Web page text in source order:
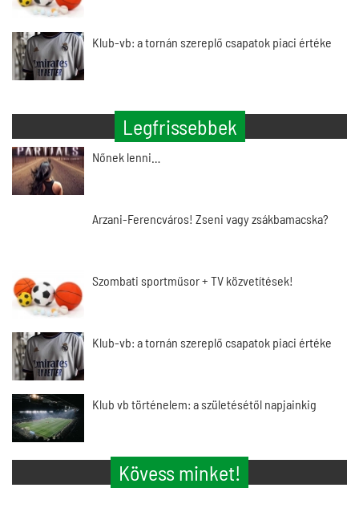
Klub-vb: a tornán szereplő csapatok piaci értéke
Legfrissebbek
Nőnek lenni…
Arzani-Ferencváros! Zseni vagy zsákbamacska?
Szombati sportműsor + TV közvetítések!
Klub-vb: a tornán szereplő csapatok piaci értéke
Klub vb történelem: a születésétől napjainkig
Kövess minket!